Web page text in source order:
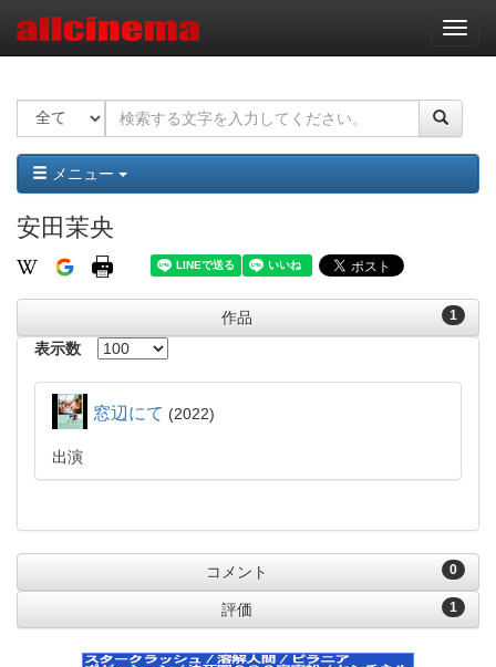
ナ
ビ
ー
ョ
ン
メニュー
安田茉央
1
作品
表示数
窓辺にて 2022
出演
0
コメント
1
評価